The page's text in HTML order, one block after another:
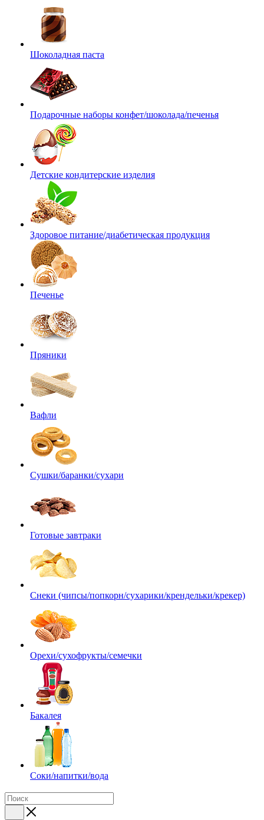
Шоколадная паста
Подарочные наборы конфет/шоколада/печенья
Детские кондитерские изделия
Здоровое питание/диабетическая продукция
Печенье
Пряники
Вафли
Сушки/баранки/сухари
Готовые завтраки
Снеки (чипсы/попкорн/сухарики/крендельки/крекер)
Орехи/сухофрукты/семечки
Бакалея
Соки/напитки/вода